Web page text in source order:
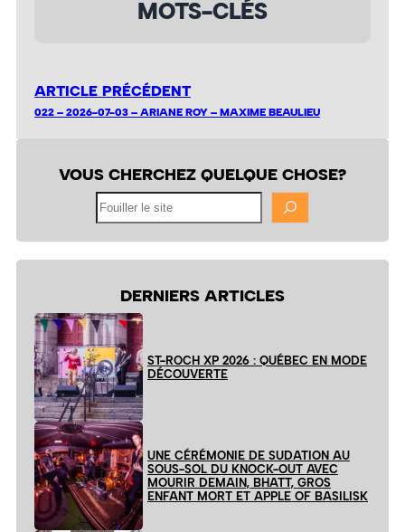
MOTS-CLÉS
ARTICLE PRÉCÉDENT
022 – 2026-07-03 – ARIANE ROY – MAXIME BEAULIEU
VOUS CHERCHEZ QUELQUE CHOSE?
DERNIERS ARTICLES
ST-ROCH XP 2026 : QUÉBEC EN MODE
DÉCOUVERTE
UNE CÉRÉMONIE DE SUDATION AU
SOUS-SOL DU KNOCK-OUT AVEC
MOURIR DEMAIN, BHATT, GROS
ENFANT MORT ET APPLE OF BASILISK